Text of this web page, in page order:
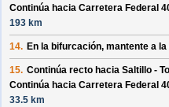
Continúa hacia Carretera Federal
193 km
14. En la bifurcación, mantente a
15. Continúa recto hacia Saltillo -
Continúa hacia Carretera Federal
33.5 km